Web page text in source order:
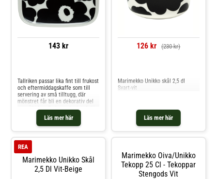
143 kr
Läs mer här
Tallriken passar lika fint till frukost
och eftermiddagskaffe som till
servering av små tilltugg, där
mönstret får bli en dekorativ del
av måltiden. En levande detalj för
bordet som kombinerar vardaglig
funktion med Marimekkos starka
känsla för färg och form.Om
med Marimekkos Unikko-blomma.-
Passar för frukost, fika och mindre
serveringar.- Dekorativt uttryck för
dukningen.- Enkel att använda
både till vardag och vid
126 kr (230 kr)
Läs mer här
Marimekko Unikko skål 2,5 dl
Svart-vit
Marimekko Unikko Skål
2,5 Dl Vit-Beige
REA
Marimekko Oiva/unikko
Tekopp 25 Cl - Tekoppar
Stengods Vit